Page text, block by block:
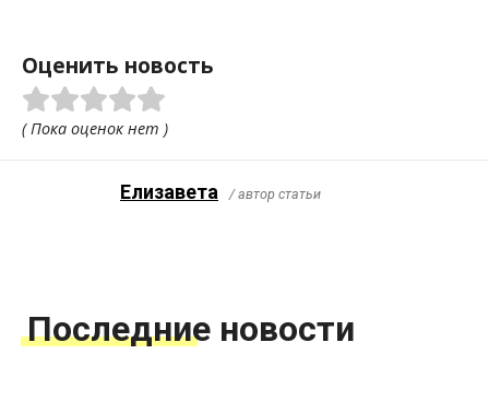
Оценить новость
( Пока оценок нет )
Елизавета / автор статьи
Последние новости